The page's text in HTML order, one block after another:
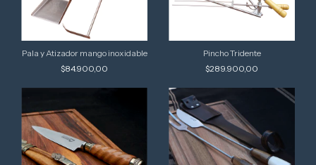
Pala y Atizador mango inoxidable
$84.900,00
Pincho Tridente
$289.900,00